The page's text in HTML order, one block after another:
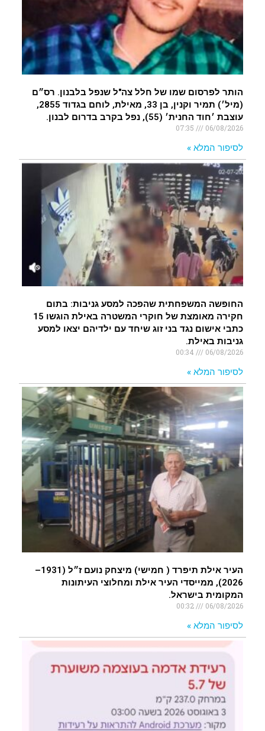
הותר לפרסום שמו של חלל צה"ל שנפל בלבנון. רס״ם
(מיל׳) תמיר וקנין, בן 33, מאילת, לוחם בגדוד 2855,
עוצבת ׳חוד החנית׳ (55), נפל בקרב בדרום לבנון.
06/08/2026
לסיפור המלא »
החופשה המשפחתית שהפכה למסע גניבות: בתום
חקירה מאומצת של חוקרי המשטרה באילת הוגשו 15
כתבי אישום נגד בני זוג שיחד עם ילדיהם יצאו למסע
גניבות באילת.
06/08/2026
לסיפור המלא »
העיר אילת תיפרד ( חמישי) מיצחק נועם ז״ל (1931–
2026), ממייסדי העיר אילת ומחלוצי העיתונות
המקומית בישראל.
06/08/2026
00:32
לסיפור המלא »